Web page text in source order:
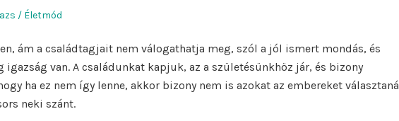
Posted
Életmód
ám a családtagjait nem válogathatja meg, szól a jól ismert mondás, és
igazság van. A családunkat kapjuk, az a születésünkhöz jár, és bizony
ha ez nem így lenne, akkor bizony nem is azokat az embereket választaná
neki szánt.